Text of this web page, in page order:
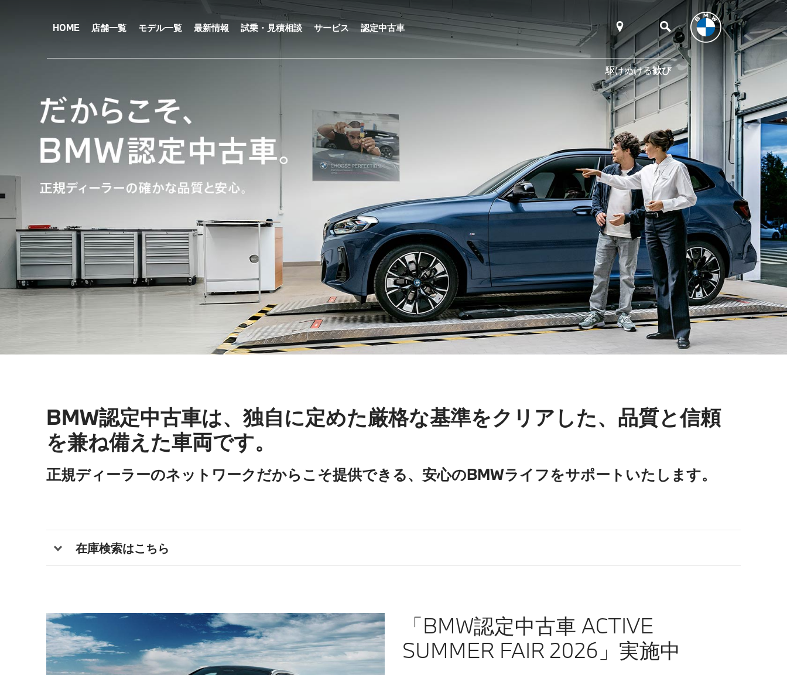
HOME 店舗一覧 モデル一覧 最新情報 試乗・見積相談 サービス 認定中古車
駆けぬける歓び
BMW認定中古車は、独自に定めた厳格な基準をクリアした、品質と信頼
を兼ね備えた車両です。
正規ディーラーのネットワークだからこそ提供できる、安心のBMWライフをサポートいたします。
在庫検索はこちら
「BMW認定中古車 ACTIVE
SUMMER FAIR 2026」実施中